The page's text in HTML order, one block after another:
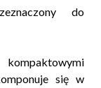
do
się w